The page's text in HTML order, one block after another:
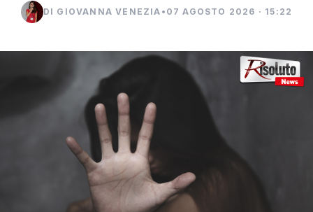
DI GIOVANNA VENEZIA • 07 AGOSTO 2026 · 15:22